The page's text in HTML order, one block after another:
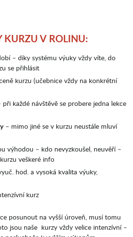
KURZU V ROLINU:
– díky systému výuky vždy víte, do
se přihlásit
kurzu (učebnice vždy na konkrétní
při každé návštěvě se probere jedna lekce
– mimo jiné se v kurzu neustále mluví
výhodou – kdo nevyzkoušel, neuvěří –
veškeré info
hod. a vysoká kvalita výuky,
kurz
posunout na vyšší úroveň, musí tomu
jsou naše kurzy vždy velice intenzívní –